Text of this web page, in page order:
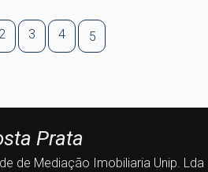
2 3 4 5
Prata
de Mediação Imobiliaria Unip. Lda